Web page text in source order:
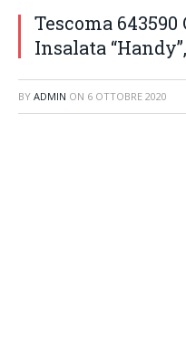
Tescoma
Insalata
BY ADMIN ON 6 OTTOBRE 2020